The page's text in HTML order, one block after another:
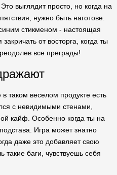
выглядит просто, но когда на
нужно быть наготове.
стикменом - настоящая
от восторга, когда ты
все преграды!
таком веселом продукте есть
с невидимыми стенами,
кайф. Особенно когда ты на
Игра может знатно
даже это добавляет свою
такие баги, чувствуешь себя